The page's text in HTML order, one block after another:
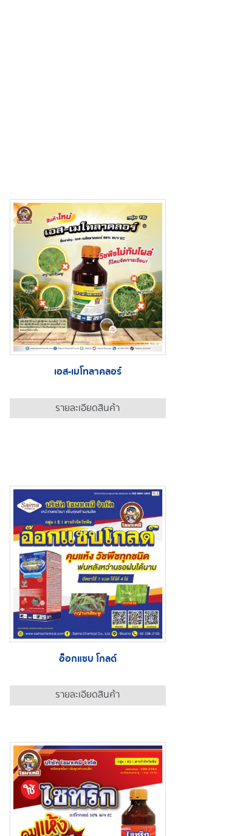
เอส-เมโทลาคลอร์
รายละเอียดสินค้า
อ็อกแซบ โกลด์
รายละเอียดสินค้า